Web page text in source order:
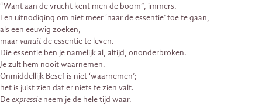
“Want aan de vrucht kent men de boom”, immers.
Een uitnodiging om niet meer ‘naar de essentie’ toe te gaan,
als een eeuwig zoeken,
maarvanuitde essentie te leven.
Die essentie ben je namelijk al, altijd, ononderbroken.
Je zult hem nooit waarnemen.
Onmiddellijk Besef is niet ‘waarnemen’;
het is juist zien dat er niets te zien valt.
Deexpressie neem je de hele tijd waar.